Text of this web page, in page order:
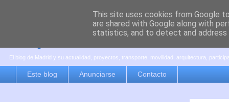
es por madrid
El blog de Madrid y su actualidad, proyectos, transporte, movilidad, arquitectura,
Este blog Anunciarse Contacto
This site uses cookies from Google
are shared with Google along with
statistics, and to detect and address